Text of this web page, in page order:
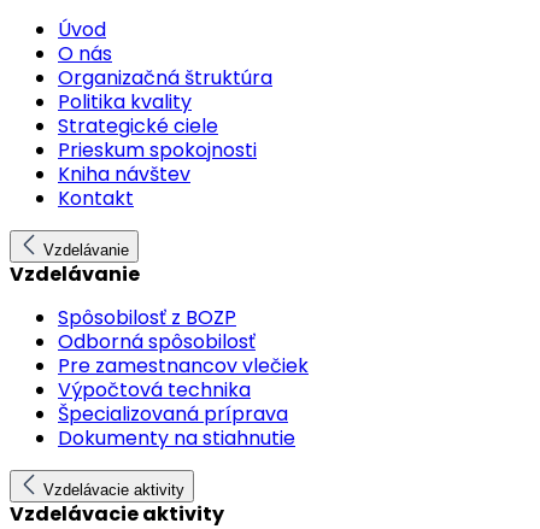
Úvod
O nás
Organizačná štruktúra
Politika kvality
Strategické ciele
Prieskum spokojnosti
Kniha návštev
Kontakt
Vzdelávanie
Vzdelávanie
Spôsobilosť z BOZP
Odborná spôsobilosť
Pre zamestnancov vlečiek
Výpočtová technika
Špecializovaná príprava
Dokumenty na stiahnutie
Vzdelávacie aktivity
Vzdelávacie aktivity